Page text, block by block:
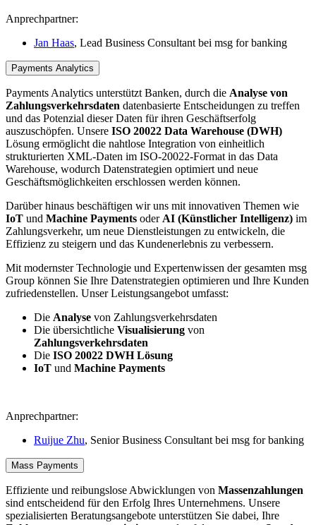
Anprechpartner:
Jan Haas, Lead Business Consultant bei msg for banking
Payments Analytics
Payments Analytics unterstützt Banken, durch die Analyse von
Zahlungsverkehrsdaten datenbasierte Entscheidungen zu treffen
und das Potenzial dieser Daten für ihren Geschäftserfolg
auszuschöpfen. Unsere ISO 20022 Data Warehouse (DWH)
Lösung ermöglicht die nahtlose Integration von einheitlich
strukturierten XML-​Daten im ISO-20022-Format in das Data
Warehouse, wodurch Datenstrategien optimiert und neue
Geschäftsmöglichkeiten erschlossen werden können.
Darüber hinaus beschäftigen wir uns mit innovativen Themen wie
IoT und Machine Payments oder AI (Künstlicher Intelligenz) im
Zahlungsverkehr, um neue Dienstleistungen zu entwickeln, die
Effizienz zu steigern und das Kundenerlebnis zu verbessern.
Mit modernster Technologie und Expertenwissen der gesamten msg
Group können Sie Ihre Datenstrategien optimieren und Ihre Kunden
zufriedenstellen. Unser Leistungsangebot umfasst:
Die Analyse von Zahlungsverkehrsdaten
Die übersichtliche Visualisierung von
Zahlungsverkehrsdaten
Die ISO 20022 DWH Lösung
IoT und Machine Payments
Anprechpartner:
Ruijue Zhu, Senior Business Consultant bei msg for banking
Mass Payments
Effiziente und reibungslose Abwicklungen von Massenzahlungen
sind entscheidend für den Erfolg Ihres Unternehmens. Unsere
spezialisierten Beratungsangebote unterstützen Sie dabei, Ihre